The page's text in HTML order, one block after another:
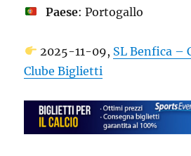
Paese: Portogallo
2025-11-09, SL Benfica –
Clube Biglietti